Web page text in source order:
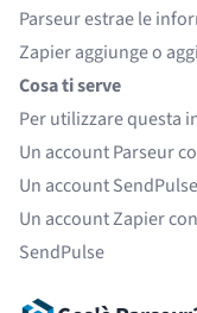
Parseur estrae le
Zapier aggiunge o
Cosa ti serve
Per utilizzare questa
Un accountParseur
Un accountSendPulse
Un accountZapier
SendPulse